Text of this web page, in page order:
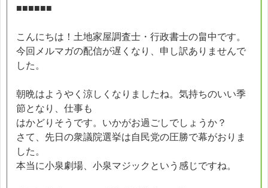
■■■■■■
こんにちは！土地家屋調査士・行政書士の畠中です。
今回メルマガの配信が遅くなり、申し訳ありませんで
した。
朝晩はようやく涼しくなりましたね。気持ちのいい季
節となり、仕事も
はかどりそうです。いかがお過ごしでしょうか？
さて、先日の衆議院選挙は自民党の圧勝で幕がおりま
した。
本当に小泉劇場、小泉マジックという感じですね。